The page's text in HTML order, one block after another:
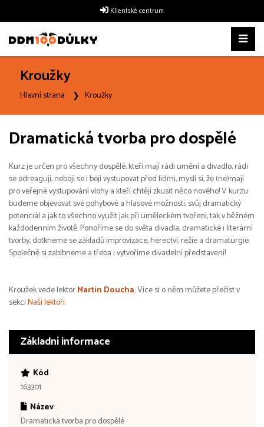
Klientské centrum
Kroužky
Hlavní strana Kroužky
Dramatická tvorba pro dospělé
Kurz je určen pro všechny dospělé, kteří mají rádi umění a divadlo, rádi
se odreagují, nebojí se i bojí vystupovat před lidmi, myslí si, že (ne)mají
pro veřejné vystupování vlohy a kteří chtějí zkusit něco nového! V kurzu
budeme objevovat své pohybové a hlasové možnosti, svůj dramatický
potenciál a jak to všechno využít jak při uměleckém tvoření, tak v běžném
každodenním životě. Ponoříme se do světa divadla, dramatické i literární
tvorby, dotkneme se základů improvizace, herectví, režie a dramaturgie.
Společně si zablbneme a třeba i vytvoříme divadelní představení!
Kroužek vede lektorMartin Doucha. Více si o něm můžete přečíst v
sekciNaši lektoři.
Základní informace
Kód
163301
Název
Dramatická tvorba pro dospělé